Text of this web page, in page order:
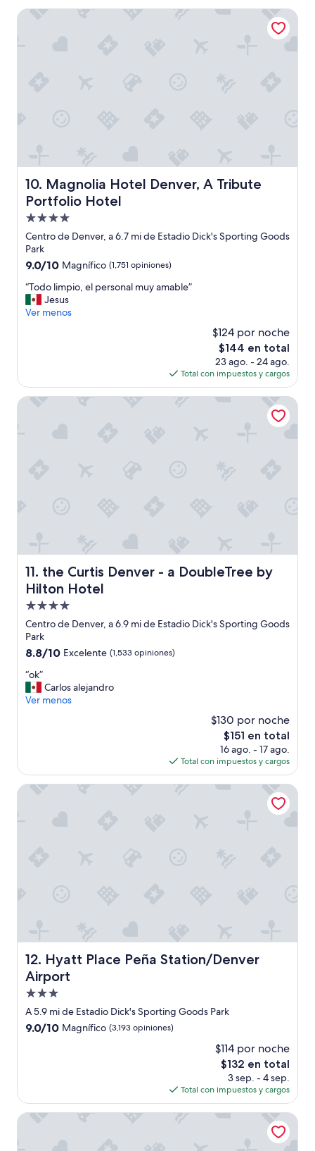
de
10. Magnolia Hotel Denver, A Tribute
Portfolio Hotel
Magnolia Hotel Denver, A Tribute Portfolio Hotel
Propiedad
de
4.0
estrellas
Centro de Denver, a 6.7 mi de Estadio Dick's Sporting Goods
Park
9.0
10,
Magnífico,
(1,751
9.0/10 Magnífico (1,751 opiniones)
“
T
o
p
i
l
m
u
y
a
a
b
l
”
“Todo limpio, el personal muy amable”
Jesus
Ver menos
$124 por noche
El
precio
actual
es
de
$144 en total
23 ago. - 24 ago.
Total con impuestos y cargos
Magnolia Hotel Denver, A Tribute Portfolio Hotel
11. the Curtis Denver - a DoubleTree by
Hilton Hotel
the Curtis Denver - a DoubleTree by Hilton Hotel
Propiedad
de
4.0
estrellas
Centro de Denver, a 6.9 mi de Estadio Dick's Sporting Goods
Park
8.8
10,
Excelente,
(1,533
8.8/10 Excelente (1,533 opiniones)
“
o
k
“ok”
Carlos alejandro
Ver menos
$130 por noche
El
precio
actual
es
de
$151 en total
16 ago. - 17 ago.
Total con impuestos y cargos
the Curtis Denver - a DoubleTree by Hilton Hotel
12. Hyatt Place Peña Station/Denver
Airport
Hyatt Place Peña Station/Denver Airport
Propiedad
de
3.0
A 5.9 mi de Estadio Dick's Sporting Goods Park
9.0
9.0/10 Magnífico (3,193 opiniones)
$114 por noche
El
precio
actual
es
de
$132 en total
3 sep. - 4 sep.
Total con impuestos y cargos
Hyatt Place Peña Station/Denver Airport
Embassy Suites by Hilton Denver Central Park